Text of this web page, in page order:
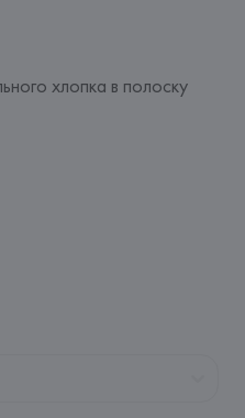
хлопка в полоску